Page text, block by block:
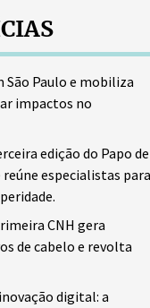
Paulo e mobiliza
impactos no
edição do Papo de
especialistas para
CNH gera
de cabelo e revolta
digital: a